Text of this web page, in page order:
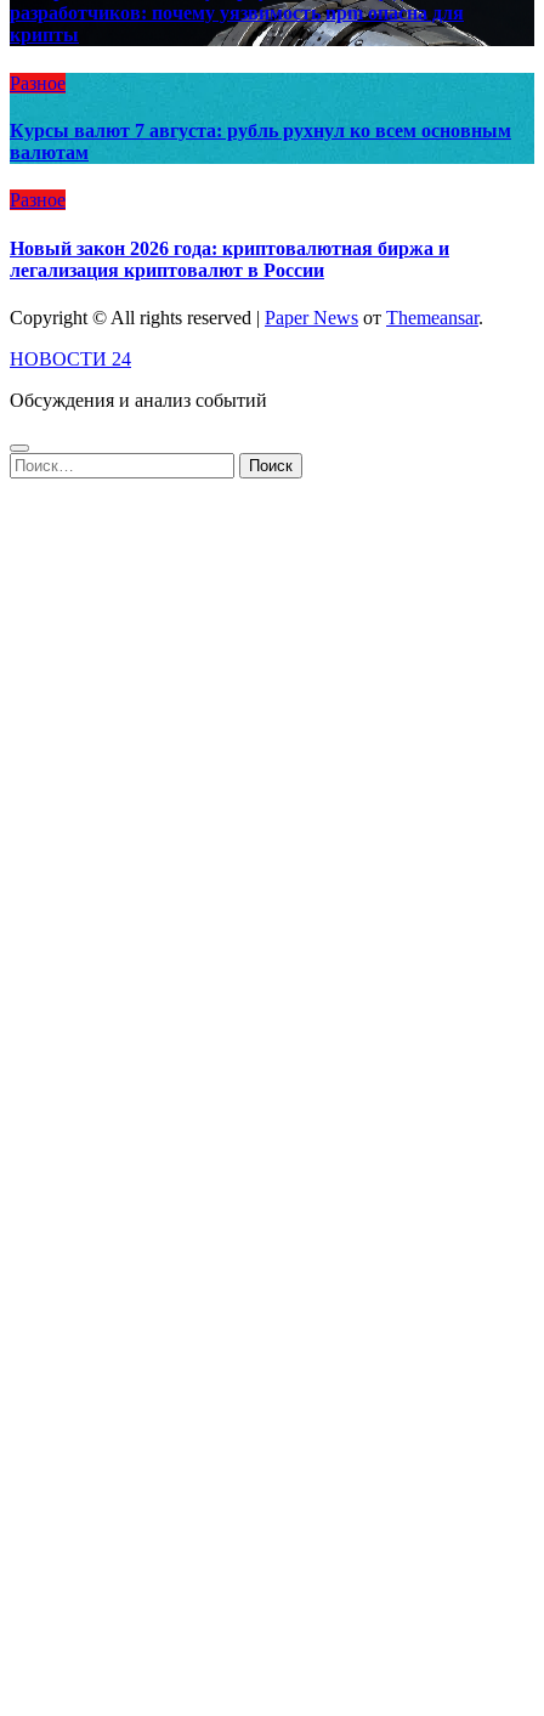
разработчиков: почему уязвимость npm опасна для
крипты
Разное
Курсы валют 7 августа: рубль рухнул ко всем основным
валютам
Разное
Новый закон 2026 года: криптовалютная биржа и
легализация криптовалют в России
Copyright © All rights reserved | Paper News от Themeansar.
НОВОСТИ 24
Обсуждения и анализ событий
Найти: